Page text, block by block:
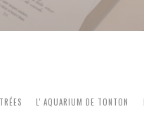
L' AQUARIUM DE TONTON